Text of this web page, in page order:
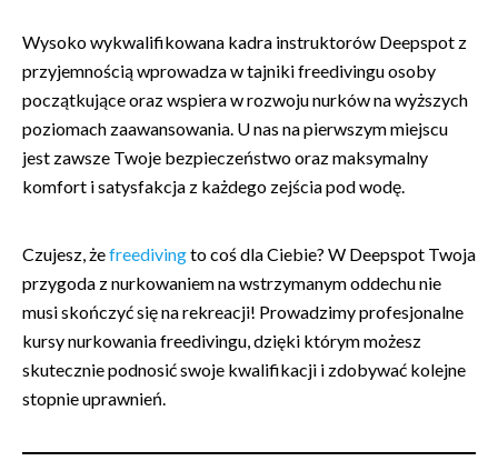
Wysoko wykwalifikowana kadra instruktorów Deepspot z
przyjemnością wprowadza w tajniki freedivingu osoby
początkujące oraz wspiera w rozwoju nurków na wyższych
poziomach zaawansowania. U nas na pierwszym miejscu
jest zawsze Twoje bezpieczeństwo oraz maksymalny
komfort i satysfakcja z każdego zejścia pod wodę.
Czujesz, żefreedivingto coś dla Ciebie? W Deepspot Twoja
przygoda z nurkowaniem na wstrzymanym oddechu nie
musi skończyć się na rekreacji! Prowadzimy profesjonalne
kursy nurkowania freedivingu, dzięki którym możesz
skutecznie podnosić swoje kwalifikacji i zdobywać kolejne
stopnie uprawnień.